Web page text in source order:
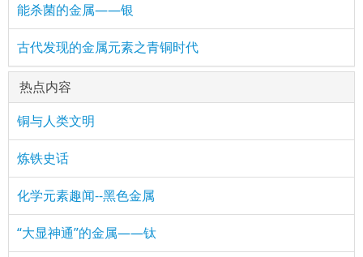
能杀菌的金属——银
古代发现的金属元素之青铜时代
热点内容
铜与人类文明
炼铁史话
化学元素趣闻--黑色金属
“大显神通”的金属——钛